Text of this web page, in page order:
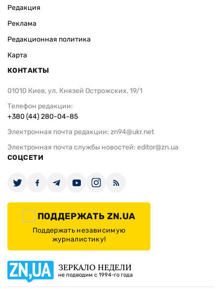
Редакция
Реклама
Редакционная политика
Карта
КОНТАКТЫ
01010 Киев, ул. Князей Острожских, 19/1
Телефон редакции:
+380 (44) 280-04-85
Электронная почта редакции: zn94@ukr.net
Электронная почта службы новостей: editor@zn.ua
СОЦСЕТИ
ПОДДЕРЖАТЬ ZN.UA
Поддержать независимую
журналистику!
ЗЕРКАЛО НЕДЕЛИ
не подводим с 1994-го года